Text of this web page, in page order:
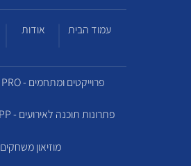
עמוד הבית אודות
PLAYZONE PRO - פרוייקטים ומתחמים
PLAYZONE APP - פתרונות תוכנה לאירועים
RETROBOX - מוזיאון משחקים